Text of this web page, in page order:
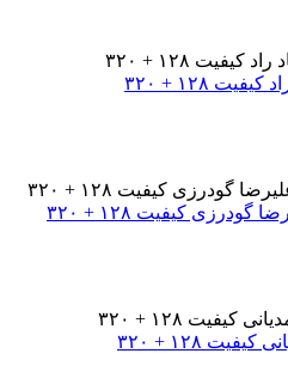
۱۲۸ + ۳۲۰
کیفیت ۱۲۸ + ۳۲۰
۱۲۸ + ۳۲۰